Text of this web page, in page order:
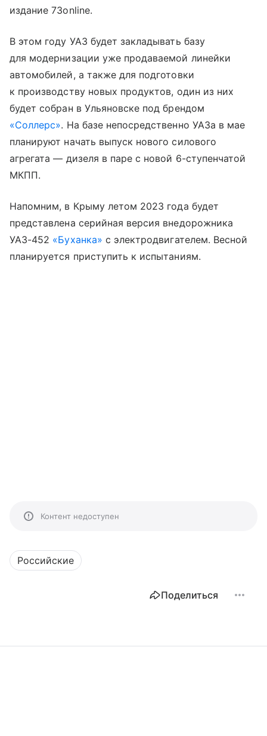
издание 73online.
В этом году УАЗ будет закладывать базу
для модернизации уже продаваемой линейки
автомобилей, а также для подготовки
к производству новых продуктов, один из них
будет собран в Ульяновске под брендом
«Соллерс». На базе непосредственно УАЗа в мае
планируют начать выпуск нового силового
агрегата — дизеля в паре с новой 6-ступенчатой
МКПП.
Напомним, в Крыму летом 2023 года будет
представлена серийная версия внедорожника
УАЗ-452 «Буханка» с электродвигателем. Весной
планируется приступить к испытаниям.
Контент недоступен
Российские
Поделиться